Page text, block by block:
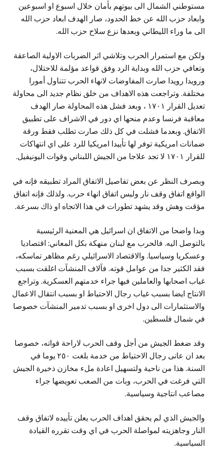
مستوطني الشمال الى بيوتهم بأمان خلال اسبوع او اسبوعين
وابعاد حزب الله عن خط الحدود، صار الهدف ابعاد حزب الله
الى ما وراء الليطاني وبعدها نزع سلاح حزب الله.
ولكن مع استمرار الحرب وتلاشي اثر الضربات الاولية الصاعقة
وتعافي حزب الله وبداية الرد وفق قواعد مؤلمة للاحتلال،
ورويدا رويدا صارت المفاوضات لانهاء الحرب تتناول أمورا
مختلفة. وتراجعت هذه الاهداف من خلق نظام جديد الى محاولة
تعديل القرار ١٧٠١ ، وبعد فشل هذه المحاولة صار الهدف
معاقبة فرنسا وعدم منحها اي دور في الاشراف على تطبيق
الاتفاق. وبعدما فشلت في كل ذلك صارت تطلب فقط ورقة
ضمانات امريكية توفر لها تأييدا امريكيا للرد على اي انتهاكات
للقرار ١٧٠١ لا تجد علاجا من الجيش اللبناني وقوات اليونيفيل.
وبصرف النظر عن بعض تفاصيل الاتفاق المراد تطبيقه فإنه في
الواقع اتفاق وقف نار وليس اتفاق انهاء حرب. ولذلك فإنه اتفاق
مؤقت وهش وقد يشهد تطورات في هذا الاتجاه او ذاك بسرعة.
وبدا واضحا من الاتفاق ان اسرائيل هي المعنية الرئيسية
بالتوصل اليه. فالحرب مع لبنان منهكة بكل المعاني: اقتصاديا
وعسكريا وسياسيا. والاقتصاد الاسرائيلي رغم مظاهر تماسكه،
فقد الكثير جدا من عوامل قوته. فآلاف المنشآت اغلقت بسبب
غياب اصحابها والعاملين فيها جراء خدمتهم العسكرية. وتراجع
الانتاج ايضا بسبب غياب رجال الاحتياط او بسبب انتقال الاعمال
والاستثمارات الى دول اخرى او بسبب تدمير المنشآت خصوصا
في شمال فلسطين.
وقد ضغط الجيش من أجل وقف الحرب لاراحة قواته، خصوصا
بعد ان عانى رجال الاحتياط من خدمة بلغت ٢٥٠ يوما في
السنة. هذا من ناحية ولتسهيل اعادة ملء مخازن ذخيرة الجيش
التي فرغت في الحرب، وبات من الصعب تعويضها جراء
مصاعب انتاجية وسياسية.
والجيش الذي لم يحقق اهداف الحرب يعلن تأييده لاتفاق وقف
النار وجاهزيته لمواصلة الحرب في اي وقت تقرره القيادة
السياسية.